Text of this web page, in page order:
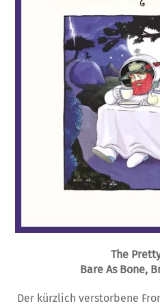
The
Bare As Bone,
Der kürzlich verstorbene